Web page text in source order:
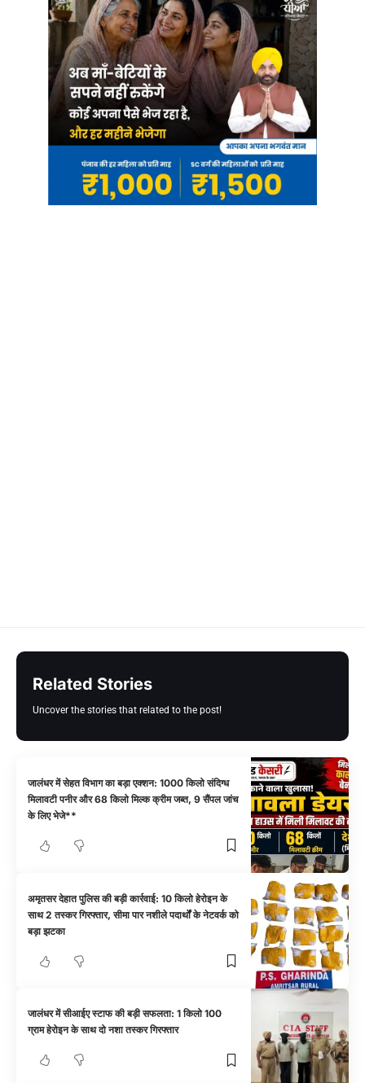
Related Stories
Uncover the stories that related to the post!
जालंधर में सेहत विभाग का बड़ा एक्शन: 1000 किलो संदिग्ध
मिलावटी पनीर और 68 किलो मिल्क क्रीम जब्त, 9 सैंपल जांच
के लिए भेजे**
अमृतसर देहात पुलिस की बड़ी कार्रवाई: 10 किलो हेरोइन के
साथ 2 तस्कर गिरफ्तार, सीमा पार नशीले पदार्थों के नेटवर्क को
बड़ा झटका
जालंधर में सीआईए स्टाफ की बड़ी सफलता: 1 किलो 100
ग्राम हेरोइन के साथ दो नशा तस्कर गिरफ्तार